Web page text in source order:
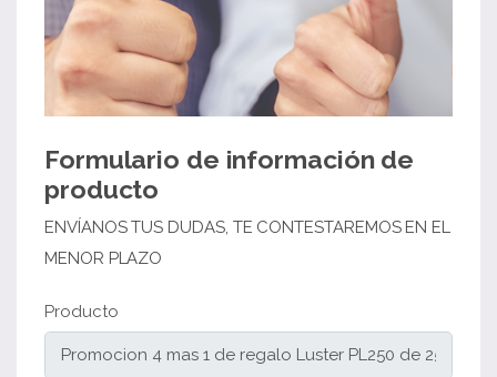
Formulario de información de
producto
ENVÍANOS TUS DUDAS, TE CONTESTAREMOS EN EL
MENOR PLAZO
Producto